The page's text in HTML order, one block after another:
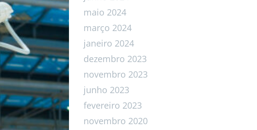
maio 2024
março 2024
janeiro 2024
dezembro 2023
novembro 2023
junho 2023
fevereiro 2023
novembro 2020